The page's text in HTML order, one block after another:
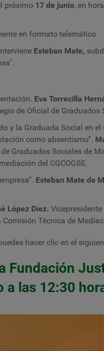
próximo 17 de junio, en
en formato telemático
Esteban Mate,
.
Eva Torrecilla
de Oficial de Graduados
y la Graduada Social en
como absentismo”.
Graduados Sociales de
del CGCOGSE.
empresa”. Esteban Mate de
López Díez.
Técnica de
hacer clic en el
Fundación
a las 12:30